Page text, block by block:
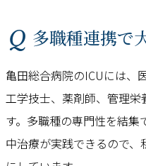
Q 多職種連携
亀田総合病院のICUには、
工学技士、薬剤師、管理
す。多職種の専門性を結
中治療が実践できるので